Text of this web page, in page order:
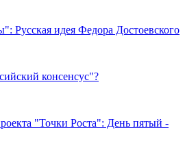
Русская идея Федора Достоевского
консенсус"?
"Точки Роста": День пятый -